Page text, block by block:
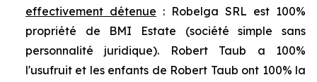
effectivement détenue : Robelga SRL est 100%
propriété de BMI Estate (société simple sans
personnalité juridique). Robert Taub a 100%
l'usufruit et les enfants de Robert Taub ont 100% la